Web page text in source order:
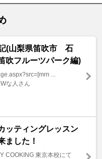
(山梨県笛吹市 石
吹フルーツパーク編)
...
な人さん
ッティングレッスン
ました！
COOKING 東京本校にて